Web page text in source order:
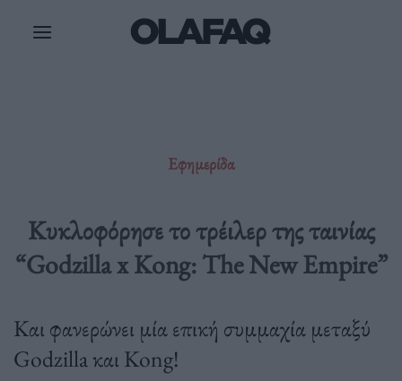
Εφημερίδα
Κυκλοφόρησε το τρέιλερ της ταινίας
“Godzilla x Kong: The New Empire”
Και φανερώνει μία επική συμμαχία μεταξύ
Godzilla και Kong!